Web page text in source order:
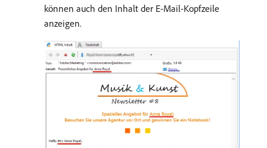
können auch den Inhalt der E-Mail-Kopfzeile
anzeigen.